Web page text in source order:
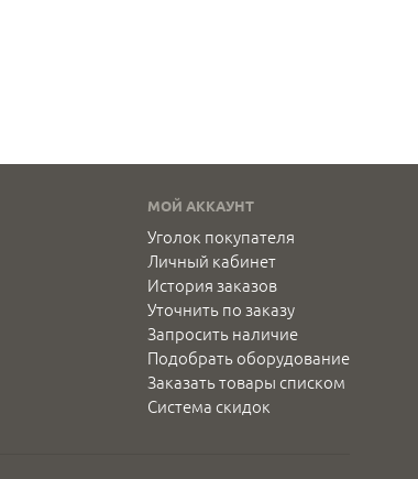
МОЙ АККАУНТ
Уголок покупателя
Личный кабинет
История заказов
Уточнить по заказу
Запросить наличие
Подобрать оборудование
Заказать товары списком
Система скидок